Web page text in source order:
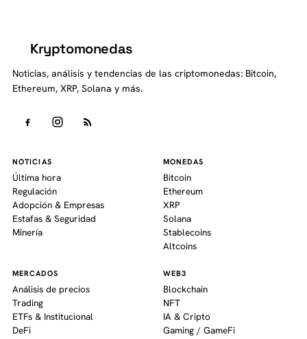
Kryptomonedas
Noticias, análisis y tendencias de las criptomonedas: Bitcoin,
Ethereum, XRP, Solana y más.
NOTICIAS
Última hora
Regulación
Adopción & Empresas
Estafas & Seguridad
Minería
MONEDAS
Bitcoin
Ethereum
XRP
Solana
Stablecoins
Altcoins
MERCADOS
Análisis de precios
Trading
ETFs & Institucional
DeFi
WEB3
Blockchain
NFT
IA & Cripto
Gaming / GameFi